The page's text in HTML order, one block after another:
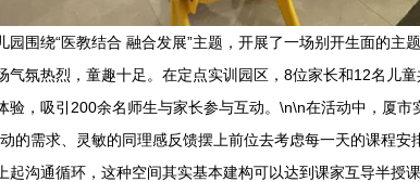
园围绕“医教结合 融合发展”主题，开展了一场别开生面的
氛热烈，童趣十足。在定点实训园区，8位家长和12名儿
验，吸引200余名师生与家长参与互动。\n\n在活动中，厦
的需求、灵敏的同理感反馈摆上前位去考虑每一天的课程
起沟通循环，这种空间其实基本建构可以达到课家互导半